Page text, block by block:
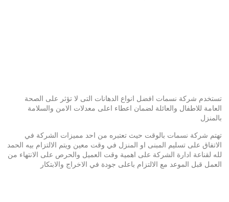
تستخدم شركة نسمات افضل انواع الدهانات التى لا تؤثر على الصحة
العامة للاطفال والعائلة لضمان اعطاء اعلى معدلات الامن والسلامة
بالمنزل
تهتم شركة نسمات بالوقت حيث تعتبره من احد مميزات الشركة في
الاتفاق على تسليم المبنى او المنزل في وقت معين ويتم الالتزام بيه الحمد
لله لقناعة ادارة الشركة على اهمية وقت العميل والحرص على الانتهاء من
العمل قبل الموعد مع الالتزام باعلى جودة في الاخراج والابتكار